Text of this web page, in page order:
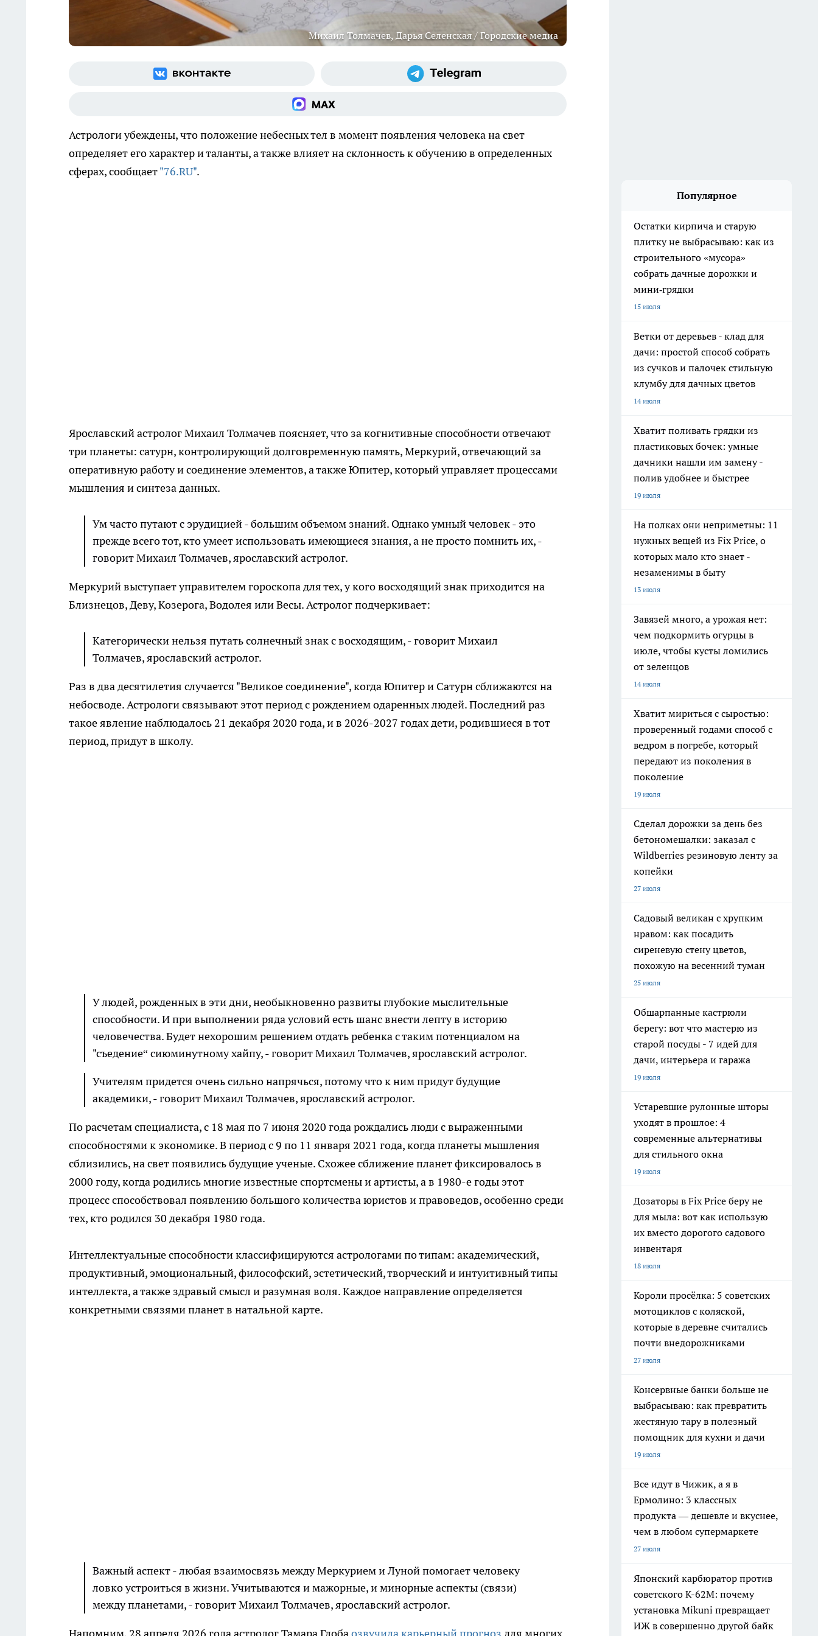
Михаил Толмачев, Дарья Селенская / Городские медиа
Астрологи убеждены, что положение небесных тел в момент появления человека на свет
определяет его характер и таланты, а также влияет на склонность к обучению в определенных
сферах, сообщает"76.RU".
Ярославский астролог Михаил Толмачев поясняет, что за когнитивные способности отвечают
три планеты: сатурн, контролирующий долговременную память, Меркурий, отвечающий за
оперативную работу и соединение элементов, а также Юпитер, который управляет процессами
мышления и синтеза данных.
Ум часто путают с эрудицией - большим объемом знаний. Однако умный человек - это
прежде всего тот, кто умеет использовать имеющиеся знания, а не просто помнить их, -
говорит Михаил Толмачев, ярославский астролог.
Меркурий выступает управителем гороскопа для тех, у кого восходящий знак приходится на
Близнецов, Деву, Козерога, Водолея или Весы. Астролог подчеркивает:
Категорически нельзя путать солнечный знак с восходящим, - говорит Михаил
Толмачев, ярославский астролог.
Раз в два десятилетия случается "Великое соединение", когда Юпитер и Сатурн сближаются на
небосводе. Астрологи связывают этот период с рождением одаренных людей. Последний раз
такое явление наблюдалось 21 декабря 2020 года, и в 2026-2027 годах дети, родившиеся в тот
период, придут в школу.
У людей, рожденных в эти дни, необыкновенно развиты глубокие мыслительные
способности. И при выполнении ряда условий есть шанс внести лепту в историю
человечества. Будет нехорошим решением отдать ребенка с таким потенциалом на
"съедение“ сиюминутному хайпу, - говорит Михаил Толмачев, ярославский астролог.
Учителям придется очень сильно напрячься, потому что к ним придут будущие
академики, - говорит Михаил Толмачев, ярославский астролог.
По расчетам специалиста, с 18 мая по 7 июня 2020 года рождались люди с выраженными
способностями к экономике. В период с 9 по 11 января 2021 года, когда планеты мышления
сблизились, на свет появились будущие ученые. Схожее сближение планет фиксировалось в
2000 году, когда родились многие известные спортсмены и артисты, а в 1980-е годы этот
процесс способствовал появлению большого количества юристов и правоведов, особенно среди
тех, кто родился 30 декабря 1980 года.
Интеллектуальные способности классифицируются астрологами по типам: академический,
продуктивный, эмоциональный, философский, эстетический, творческий и интуитивный типы
интеллекта, а также здравый смысл и разумная воля. Каждое направление определяется
конкретными связями планет в натальной карте.
Важный аспект - любая взаимосвязь между Меркурием и Луной помогает человеку
ловко устроиться в жизни. Учитываются и мажорные, и минорные аспекты (связи)
между планетами, - говорит Михаил Толмачев, ярославский астролог.
Популярное
Остатки кирпича и старую
плитку не выбрасываю: как из
строительного «мусора»
собрать дачные дорожки и
мини‑грядки
15 июля
Ветки от деревьев - клад для
дачи: простой способ собрать
из сучков и палочек стильную
клумбу для дачных цветов
14 июля
Хватит поливать грядки из
пластиковых бочек: умные
дачники нашли им замену -
полив удобнее и быстрее
19 июля
На полках они неприметны: 11
нужных вещей из Fix Price, о
которых мало кто знает -
незаменимы в быту
13 июля
Завязей много, а урожая нет:
чем подкормить огурцы в
июле, чтобы кусты ломились
от зеленцов
14 июля
Хватит мириться с сыростью:
проверенный годами способ с
ведром в погребе, который
передают из поколения в
поколение
19 июля
Сделал дорожки за день без
бетономешалки: заказал с
Wildberries резиновую ленту за
копейки
27 июля
Садовый великан с хрупким
нравом: как посадить
сиреневую стену цветов,
похожую на весенний туман
25 июля
Обшарпанные кастрюли
берегу: вот что мастерю из
старой посуды - 7 идей для
дачи, интерьера и гаража
19 июля
Устаревшие рулонные шторы
уходят в прошлое: 4
современные альтернативы
для стильного окна
19 июля
Дозаторы в Fix Price беру не
для мыла: вот как использую
их вместо дорогого садового
инвентаря
18 июля
Короли просёлка: 5 советских
мотоциклов с коляской,
которые в деревне считались
почти внедорожниками
27 июля
Консервные банки больше не
выбрасываю: как превратить
жестяную тару в полезный
помощник для кухни и дачи
19 июля
Все идут в Чижик, а я в
Ермолино: 3 классных
продукта — дешевле и вкуснее,
чем в любом супермаркете
27 июля
Японский карбюратор против
советского К-62М: почему
установка Mikuni превращает
ИЖ в совершенно другой байк